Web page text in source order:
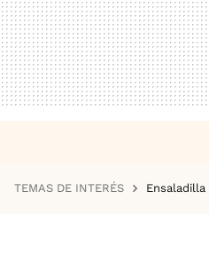
TEMAS DE INTERÉS Ensaladilla